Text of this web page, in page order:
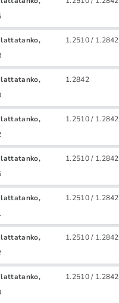
1.2510 / 1.2842
1.2842
1.2510 / 1.2842
1.2510 / 1.2842
1.2510 / 1.2842
1.2510 / 1.2842
1.2510 / 1.2842